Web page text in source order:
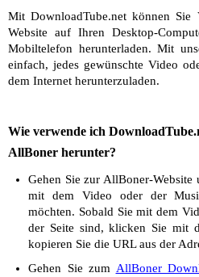
Mit DownloadTube.net können
Website auf Ihren Desktop-
Mobiltelefon herunterladen. Mit
einfach, jedes gewünschte Video
dem Internet herunterzuladen.
Wie verwende ich
AllBoner herunter?
Gehen Sie zur AllBoner-Website
mit dem Video oder der
möchten. Sobald Sie mit dem
der Seite sind, klicken Sie mit
kopieren Sie die URL aus der
Gehen Sie zum AllBoner